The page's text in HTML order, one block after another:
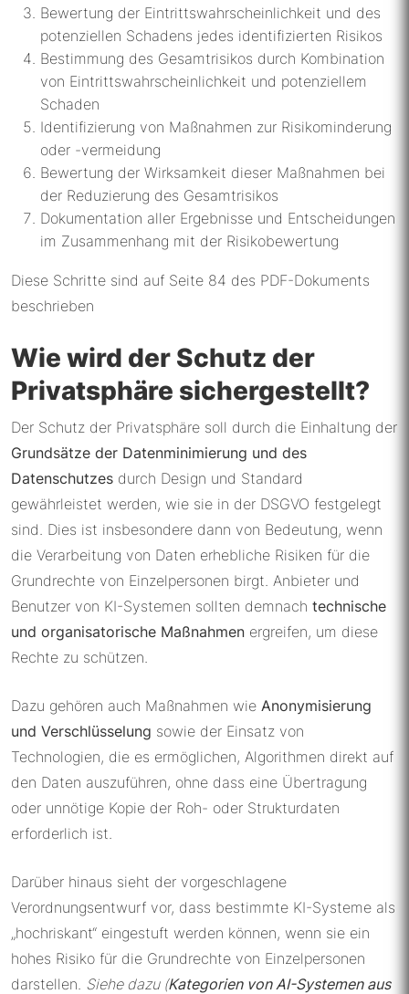
Bewertung der Eintrittswahrscheinlichkeit und des
potenziellen Schadens jedes identifizierten Risikos
Bestimmung des Gesamtrisikos durch Kombination
von Eintrittswahrscheinlichkeit und potenziellem
Schaden
Identifizierung von Maßnahmen zur Risikominderung
oder -vermeidung
Bewertung der Wirksamkeit dieser Maßnahmen bei
der Reduzierung des Gesamtrisikos
Dokumentation aller Ergebnisse und Entscheidungen
im Zusammenhang mit der Risikobewertung
Diese Schritte sind auf Seite 84 des PDF-Dokuments
beschrieben
Wie wird der Schutz der
Privatsphäre sichergestellt?
Der Schutz der Privatsphäre soll durch die Einhaltung der
Grundsätze der Datenminimierung und des
Datenschutzes durch Design und Standard
gewährleistet werden, wie sie in der DSGVO festgelegt
sind. Dies ist insbesondere dann von Bedeutung, wenn
die Verarbeitung von Daten erhebliche Risiken für die
Grundrechte von Einzelpersonen birgt. Anbieter und
Benutzer von KI-Systemen sollten demnach technische
und organisatorische Maßnahmen ergreifen, um diese
Rechte zu schützen.
Dazu gehören auch Maßnahmen wie Anonymisierung
und Verschlüsselung sowie der Einsatz von
Technologien, die es ermöglichen, Algorithmen direkt auf
den Daten auszuführen, ohne dass eine Übertragung
oder unnötige Kopie der Roh- oder Strukturdaten
erforderlich ist.
Darüber hinaus sieht der vorgeschlagene
Verordnungsentwurf vor, dass bestimmte KI-Systeme als
„hochriskant“ eingestuft werden können, wenn sie ein
hohes Risiko für die Grundrechte von Einzelpersonen
darstellen. Siehe dazu (Kategorien von AI-Systemen aus